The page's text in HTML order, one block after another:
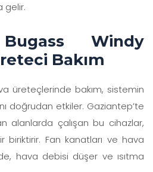
gelir.
Windy
Bakım
üreteçlerinde bakım, sistemin
doğrudan etkiler. Gaziantep’te
alanlarda çalışan bu cihazlar,
biriktirir. Fan kanatları ve hava
hava debisi düşer ve ısıtma